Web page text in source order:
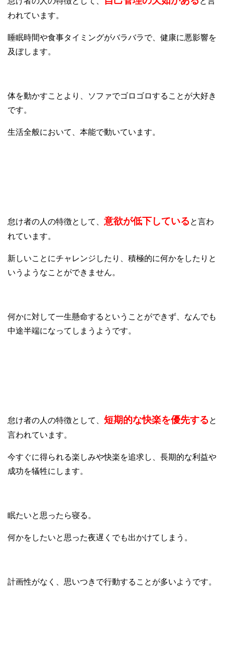
われています。
睡眠時間や食事タイミングがバラバラで、健康に悪影響を
及ぼします。
体を動かすことより、ソファでゴロゴロすることが大好き
です。
生活全般において、本能で動いています。
怠け者の人の特徴として、 意欲が低下していると言わ
れています。
新しいことにチャレンジしたり、積極的に何かをしたりと
いうようなことができません。
何かに対して一生懸命するということができず、なんでも
中途半端になってしまうようです。
怠け者の人の特徴として、 短期的な快楽を優先すると
言われています。
今すぐに得られる楽しみや快楽を追求し、長期的な利益や
成功を犠牲にします。
眠たいと思ったら寝る。
何かをしたいと思った夜遅くでも出かけてしまう。
計画性がなく、思いつきで行動することが多いようです。